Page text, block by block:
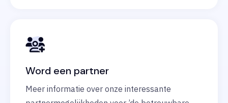
Word een partner
Meer informatie over onze interessante